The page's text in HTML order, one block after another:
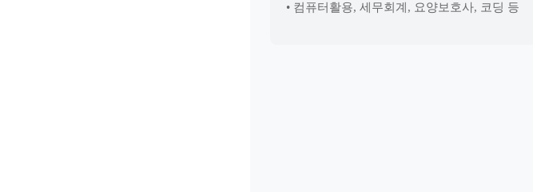
• 컴퓨터활용, 세무회계, 요양보호사, 코딩 등